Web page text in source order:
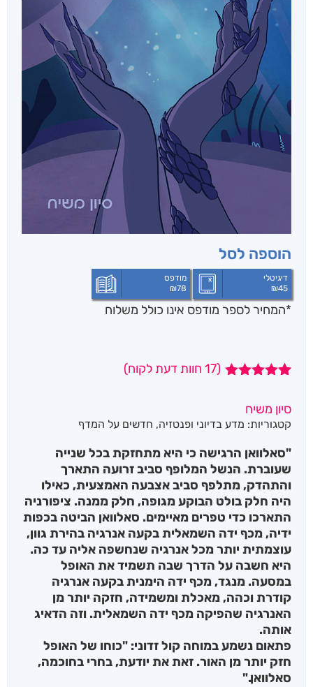
הוספה לסל
דיגיטלי
₪45
מודפס
₪78
*המחיר לספר מודפס אינו כולל משלוח
מבוסס על
דירוגים של
(
17 חוות דעת לקוח)
סיון משיח
קטגוריות: מדע בדיוני ופנטזיה, חדשים על המדף
"סאלוואן הרגישה כי היא מתחזקת בכל שנייה
שעוברת. הנשל המלופף סביב זרועה התארך
והתהדק, מתלפף סביב אצבעה האמצעית, כאילו
היה חלק בולט הבוקע מגופה, חלק ממנה. ציפורניה
התארכו כדי טפרים מאיימים. סאלוואן הביטה בכפות
ידיה, מכף ידה השמאלית בקעה אנרגיה בהירת גוון,
עוצמתית יותר מכל אנרגיה שנחשפה אליה עד כה.
היא חשבה על הדרך שבה תשמיד את האופל
במסעה. מנגד, מכף ידה הימנית בקעה אנרגיה
קודרת וכהה, מאכלת ומשמידה, חזקה יותר מן
האנרגיה שהפיקה מכף ידה השמאלית. וזה הדאיג
אותה.
פתאום נשמע במוחה קול זדוני: "כוחו של האופל
חזק יותר מן האור. זאת את יודעת, בחרי בחוכמה,
סאלוואן."